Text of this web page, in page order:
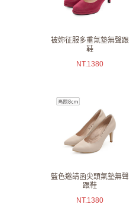
被妳征服多重氣墊無聲跟
鞋
NT.1380
藍色邀請函尖頭氣墊無聲
跟鞋
NT.1380